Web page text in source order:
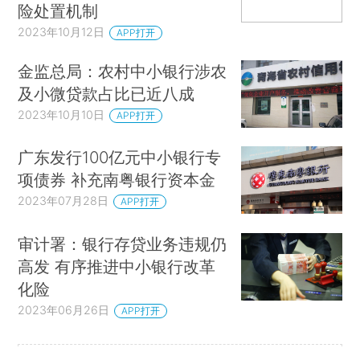
险处置机制
2023年10月12日 APP打开
金监总局：农村中小银行涉农
及小微贷款占比已近八成
2023年10月10日 APP打开
广东发行100亿元中小银行专
项债券 补充南粤银行资本金
2023年07月28日 APP打开
审计署：银行存贷业务违规仍
高发 有序推进中小银行改革
化险
2023年06月26日 APP打开